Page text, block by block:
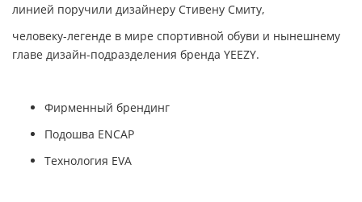
линией поручили дизайнеру Стивену Смиту,
человеку-легенде в мире спортивной обуви и нынешнему
главе дизайн-подразделения бренда YEEZY.
Фирменный брендинг
Подошва ENCAP
Технология EVA